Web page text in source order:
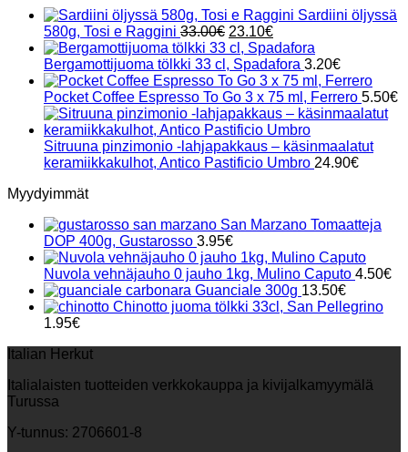
Sardiini öljyssä
580g, Tosi e Raggini 33.00€ Alkuperäinen
hinta
oli:
33.00€.
23.10€Nykyinen
hinta
on:
23.10€.
Bergamottijuoma tölkki 33 cl, Spadafora 3.20€
Pocket Coffee Espresso To Go 3 x 75 ml, Ferrero 5.50€
Sitruuna pinzimonio -lahjapakkaus – käsinmaalatut
keramiikkakulhot, Antico Pastificio Umbro 24.90€
Myydyimmät
San Marzano Tomaatteja
DOP 400g, Gustarosso 3.95€
Nuvola vehnäjauho 0 jauho 1kg, Mulino Caputo 4.50€
Guanciale 300g 13.50€
Chinotto juoma tölkki 33cl, San Pellegrino
1.95€
Italian Herkut
Italialaisten tuotteiden verkkokauppa ja kivijalkamyymälä
Turussa
Y-tunnus: 2706601-8